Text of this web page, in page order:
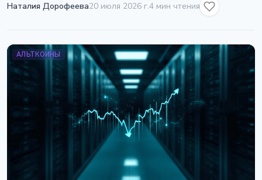
Наталия Дорофеева20 июля 2026 г.4 мин чтения
АЛЬТКОИНЫ